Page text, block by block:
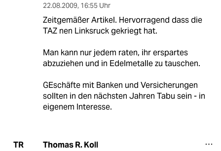
22.08.2009, 16:55 Uhr
Zeitgemäßer Artikel. Hervorragend dass die
TAZ nen Linksruck gekriegt hat.
Man kann nur jedem raten, ihr erspartes
abzuziehen und in Edelmetalle zu tauschen.
GEschäfte mit Banken und Versicherungen
sollten in den nächsten Jahren Tabu sein - in
eigenem Interesse.
TR Thomas R. Koll